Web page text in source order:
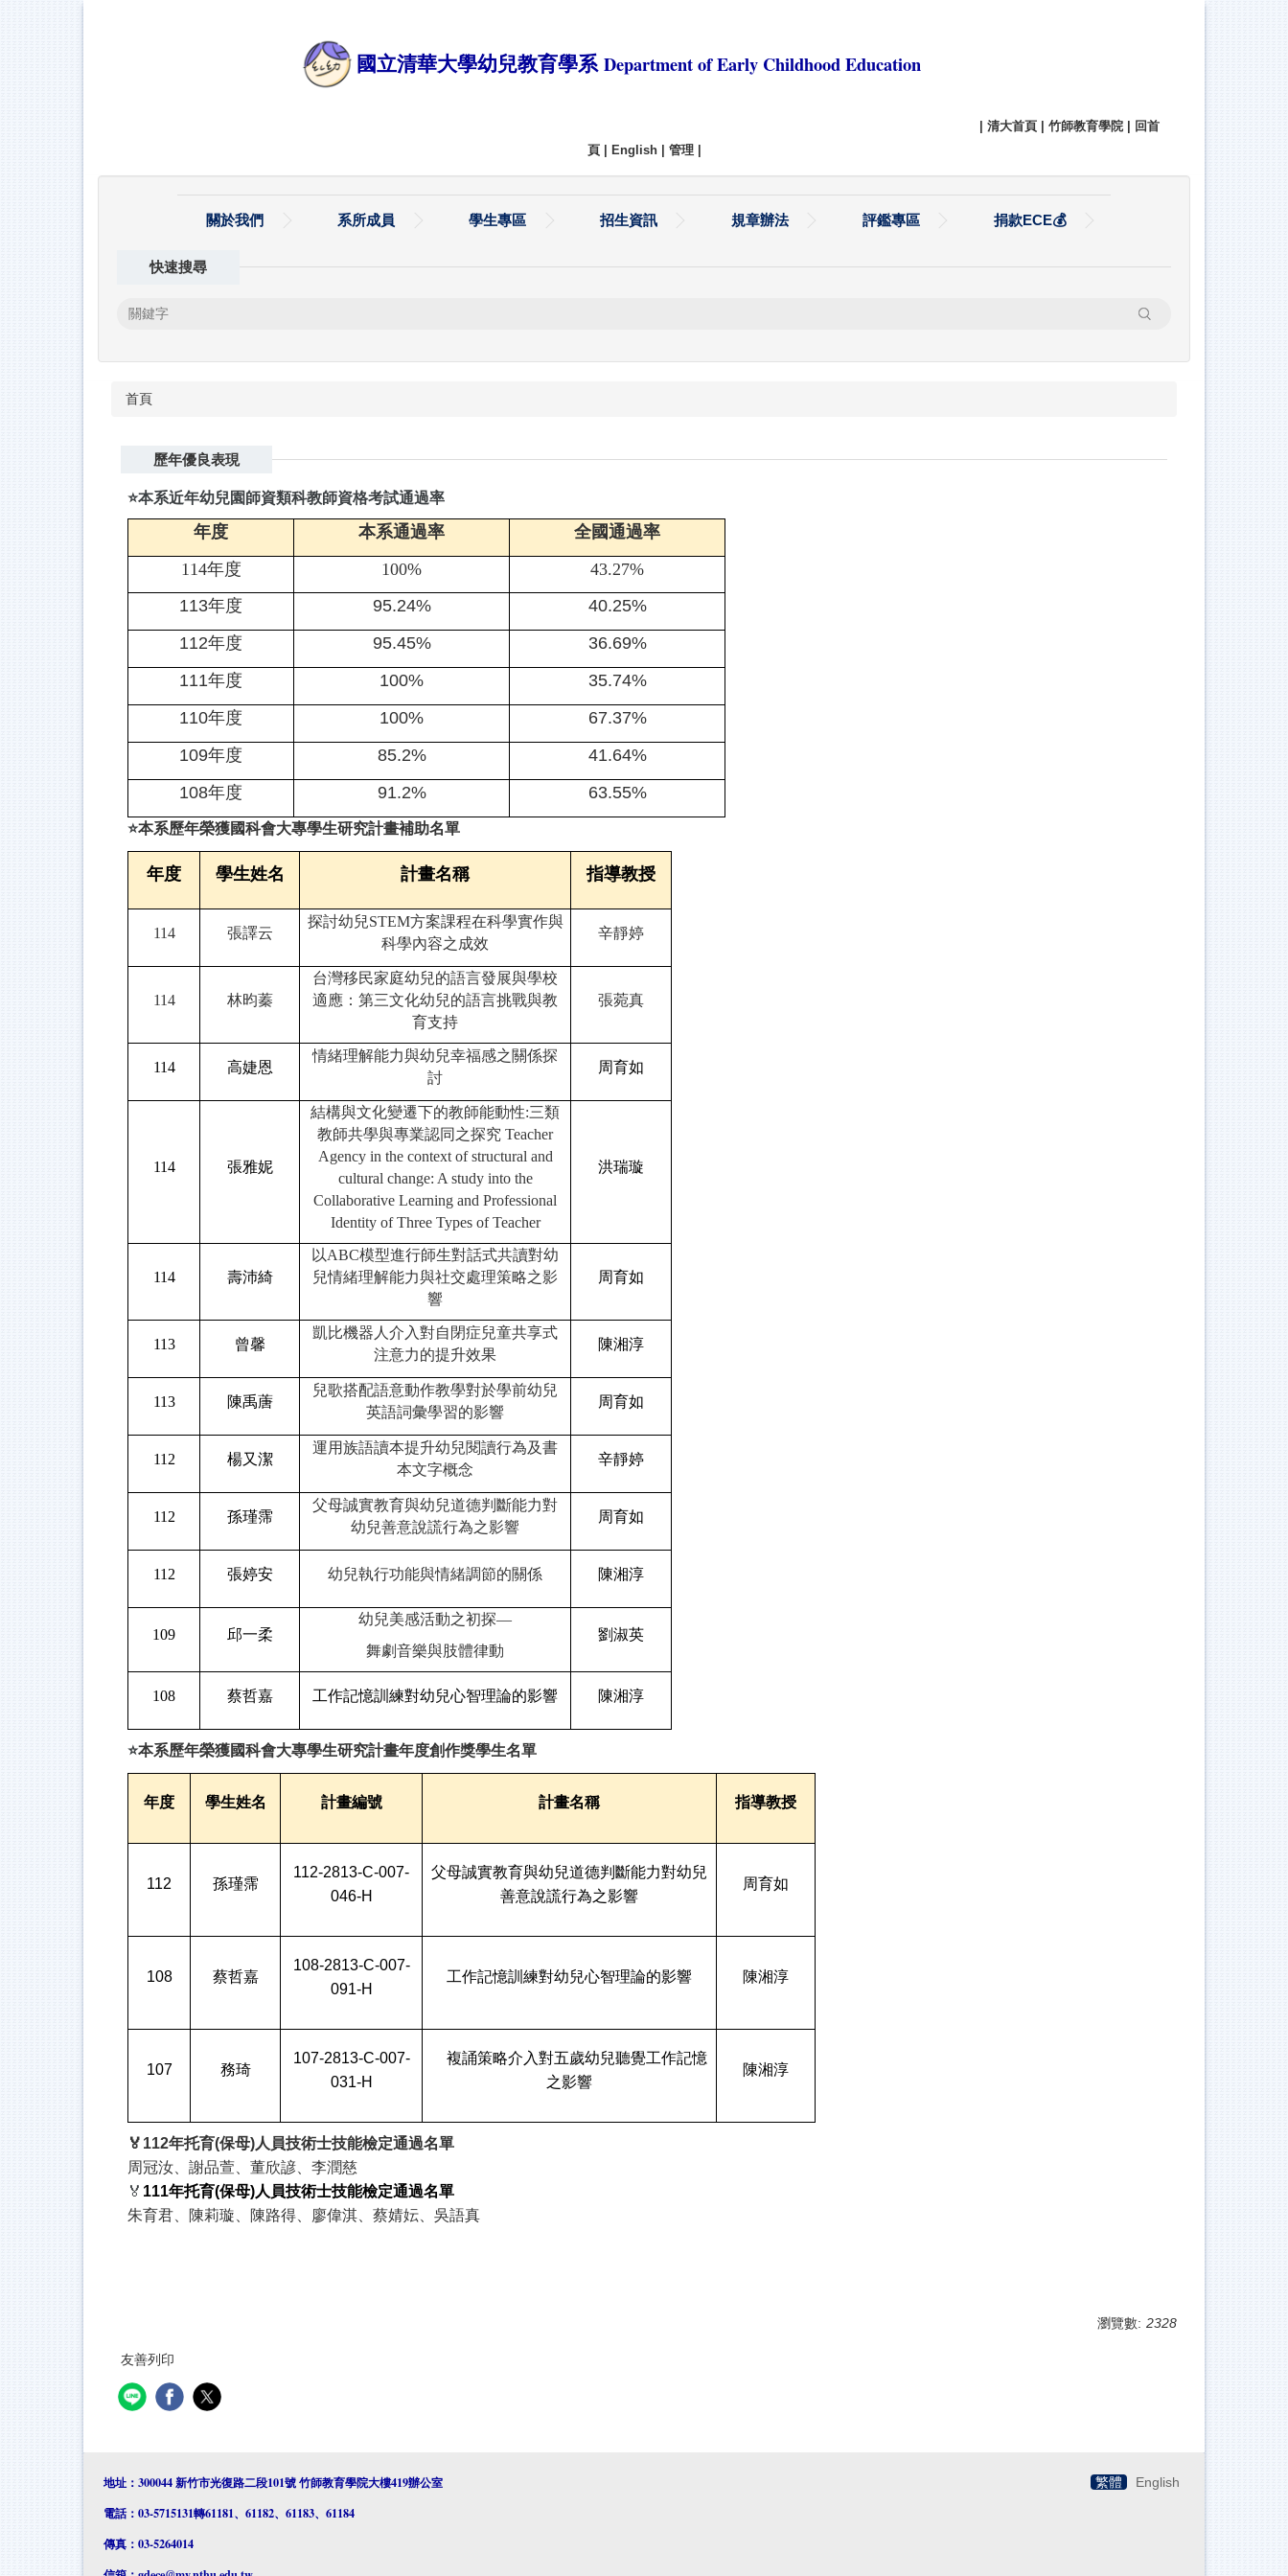
國立清華大學幼兒教育學系 Department of Early Childhood Education
清大首頁 竹師教育學院
回首
頁| English| 管理|
關於我們 系所成員 學生專區 招生資訊 規章辦法 評鑑專區 捐款ECE💰
快速搜尋
搜尋
首頁
歷年優良表現
⭐本系近年幼兒園師資類科教師資格考試通過率
年度 本系通過率
全國通過率
114年度 100%
43.27%
113年度 95.24%
40.25%
112年度 95.45%
36.69%
111年度 100%
35.74%
110年度 100%
67.37%
109年度 85.2%
41.64%
108年度 91.2% 63.55%
⭐本系歷年榮獲國科會大專學生研究計畫補助名單
年度 學生姓名 計畫名稱 指導教授
114 張譯云
探討幼兒STEM方案課程在科學實作與
科學內容之成效
辛靜婷
114 林昀蓁
台灣移民家庭幼兒的語言發展與學校
適應：第三文化幼兒的語言挑戰與教
育支持
張菀真
114 高婕恩
情緒理解能力與幼兒幸福感之關係探
討
周育如
114 張雅妮
結構與文化變遷下的教師能動性:三類
教師共學與專業認同之探究 Teacher
Agency in the context of structural and
cultural change: A study into the
Collaborative Learning and Professional
Identity of Three Types of Teacher
洪瑞璇
114 壽沛綺
以ABC模型進行師生對話式共讀對幼
兒情緒理解能力與社交處理策略之影
響
周育如
113 曾馨
凱比機器人介入對自閉症兒童共享式
注意力的提升效果
陳湘淳
113 陳禹蓎
兒歌搭配語意動作教學對於學前幼兒
英語詞彙學習的影響
周育如
112 楊又潔
運用族語讀本提升幼兒閱讀行為及書
本文字概念
辛靜婷
112 孫瑾霈
父母誠實教育與幼兒道德判斷能力對
幼兒善意說謊行為之影響
周育如
112 張婷安 幼兒執行功能與情緒調節的關係 陳湘淳
109 邱一柔
幼兒美感活動之初探—
舞劇音樂與肢體律動
劉淑英
108 蔡哲嘉 工作記憶訓練對幼兒心智理論的影響 陳湘淳
⭐本系歷年榮獲國科會大專學生研究計畫年度創作獎學生名單
年度 學生姓名 計畫編號 計畫名稱 指導教授
112 孫瑾霈
112-2813-C-007-
046-H
父母誠實教育與幼兒道德判斷能力對幼兒
善意說謊行為之影響
周育如
108 蔡哲嘉
108-2813-C-007-
091-H
工作記憶訓練對幼兒心智理論的影響 陳湘淳
107 務琦
107-2813-C-007-
031-H
複誦策略介入對五歲幼兒聽覺工作記憶
之影響
陳湘淳
🏅 112年托育(保母)人員技術士技能檢定通過名單
周冠汝、謝品萱、董欣諺、李潤慈
🏅 111年托育(保母)人員技術士技能檢定通過名單
朱育君、陳莉璇、陳路得、廖偉淇、蔡婧妘、吳語真
瀏覽數: 2328
友善列印
繁體 English
地址：300044 新竹市光復路二段101號 竹師教育學院大樓419辦公室
電話：03-5715131轉61181、61182、61183、61184
傳真：03-5264014